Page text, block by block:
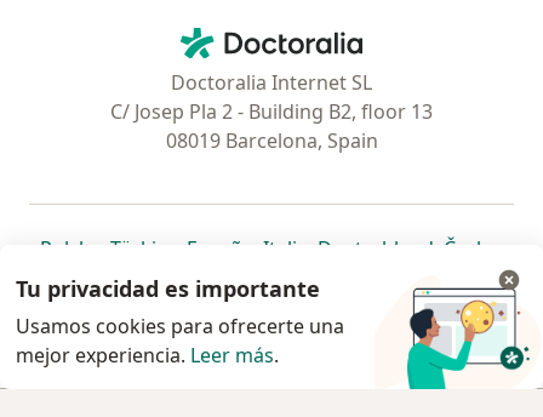
Doctoralia - Página de inicio
Doctoralia Internet SL
C/ Josep Pla 2 - Building B2, floor 13
08019 Barcelona, Spain
Polska se abre en una nueva pestaña
Türkiye se abre en una nueva pestaña
España se abre en una nueva pestaña
Italia se abre en una nueva
Deutschlandse abre en
Česko
Portugal
se abre en una nueva pestaña
México se abre en una nueva pestaña
Chile se abre en una nueva pestaña
Brasil se abre en una nueva
se abre en
se
se abre en una nueva
www.doctoralia.pe © 2026 - Encuentra tu
Tu privacidad es importante
Usamos cookies para ofrecerte una
mejor experiencia. Leer más.